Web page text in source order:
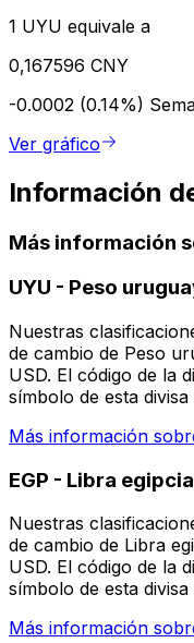
1 UYU equivale a
0,167596 CNY
-0.0002 (0.14%)
Ver gráfico
Información
Más información
UYU - Peso
Nuestras
de cambio de Peso
USD. El código de la
símbolo de esta divisa
Más información
EGP - Libra egipcia
Nuestras
de cambio de Libra
USD. El código de la
símbolo de esta divisa
Más información